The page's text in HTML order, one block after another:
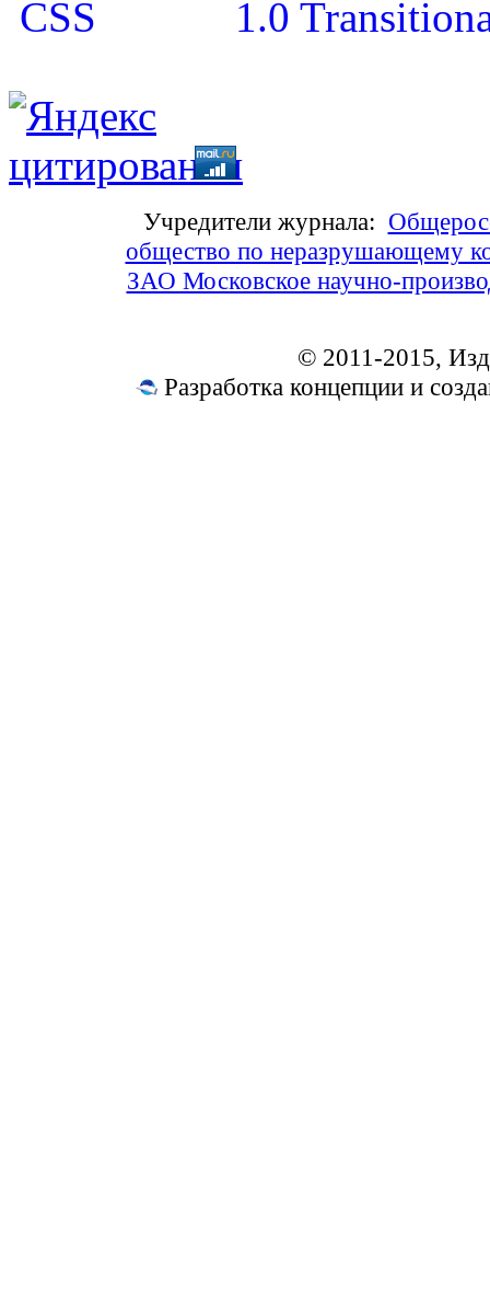
Учредители журнала:
общество по неразрушающему
ЗАО Московское научно-
© 2011-2015,
Разработка концепции и